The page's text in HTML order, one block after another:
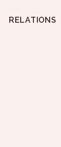
RELATIONS